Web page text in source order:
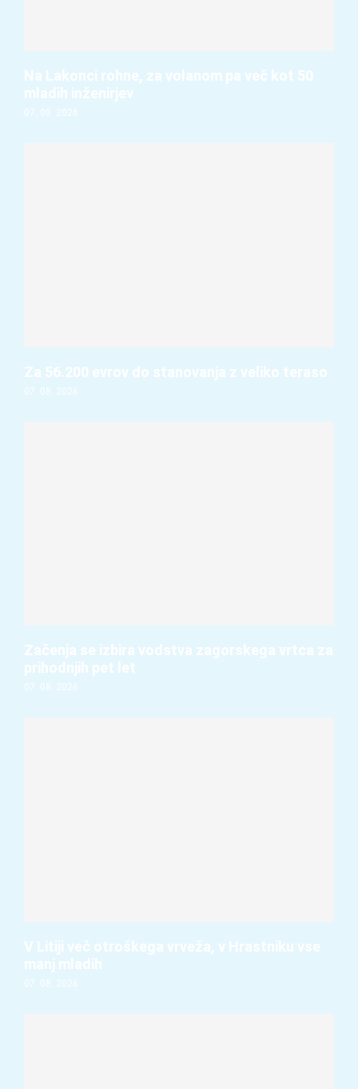
Na Lakonci rohne, za volanom pa več kot 50
mladih inženirjev
07. 08. 2026
Za 56.200 evrov do stanovanja z veliko teraso
07. 08. 2026
Začenja se izbira vodstva zagorskega vrtca za
prihodnjih pet let
07. 08. 2026
V Litiji več otroškega vrveža, v Hrastniku vse
manj mladih
07. 08. 2026